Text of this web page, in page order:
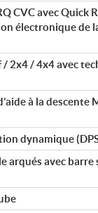
CVC avec Quick
électronique de
/ 2x4 / 4x4 avec
à la descente
dynamique
arqués avec